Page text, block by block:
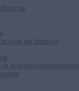
на фаркоп
для велобагажников